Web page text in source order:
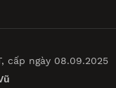
cấp ngày 08.09.2025